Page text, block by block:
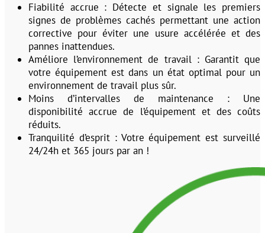
Fiabilité accrue : Détecte et signale les premiers
signes de problèmes cachés permettant une action
corrective pour éviter une usure accélérée et des
pannes inattendues.
Améliore l’environnement de travail : Garantit que
votre équipement est dans un état optimal pour un
environnement de travail plus sûr.
Moins d’intervalles de maintenance : Une
disponibilité accrue de l’équipement et des coûts
réduits.
Tranquilité d’esprit : Votre équipement est surveillé
24/24h et 365 jours par an !